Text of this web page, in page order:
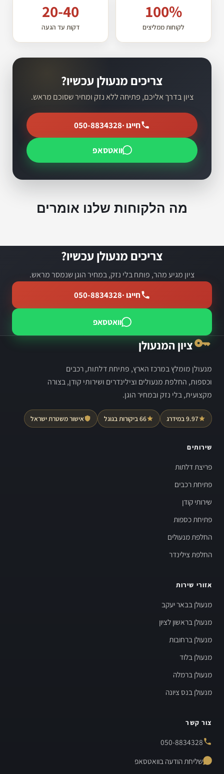
100%
לקוחות ממליצים
20-40
דקות עד הגעה
צריכים מנעולן עכשיו?
ציון בדרך אליכם, פתיחה ללא נזק ומחיר שסוכם מראש.
חייגו ·050-8834328
וואטסאפ
מה הלקוחות שלנו אומרים
צריכים מנעולן עכשיו?
ציון מגיע מהר, פותח בלי נזק, במחיר הוגן שנמסר מראש.
חייגו ·050-8834328
וואטסאפ
ציון המנעולן
מנעולן מומלץ במרכז הארץ, פתיחת דלתות, רכבים
וכספות, החלפת מנעולים וצילינדרים ושירותי קודן, בצורה
מקצועית, בלי נזק ובמחיר הוגן.
9.97 במידרג 66 ביקורות בגוגל אישור משטרת ישראל
שירותים
פריצת דלתות
פתיחת רכבים
שירותי קודן
פתיחת כספות
החלפת מנעולים
החלפת צילינדר
אזורי שירות
מנעולן בבאר יעקב
מנעולן בראשון לציון
מנעולן ברחובות
מנעולן בלוד
מנעולן ברמלה
מנעולן בנס ציונה
צור קשר
050-8834328
שליחת הודעה בוואטסאפ